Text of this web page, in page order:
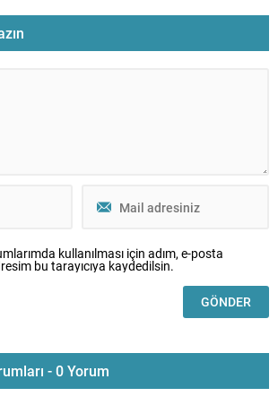
kullanılması için adım, e-posta
bu tarayıcıya kaydedilsin.
- 0 Yorum